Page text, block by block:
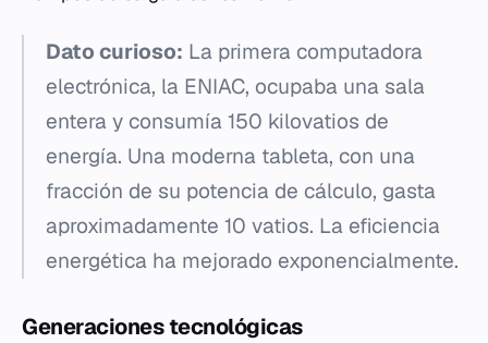
Dato curioso: La primera computadora
electrónica, la ENIAC, ocupaba una sala
entera y consumía 150 kilovatios de
energía. Una moderna tableta, con una
fracción de su potencia de cálculo, gasta
aproximadamente 10 vatios. La eficiencia
energética ha mejorado exponencialmente.
Generaciones tecnológicas